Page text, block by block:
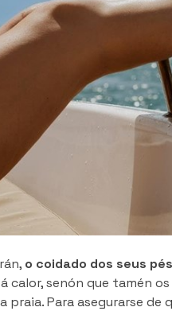
o coidado dos seus
calor, senón que tamén
praia. Para asegurarse